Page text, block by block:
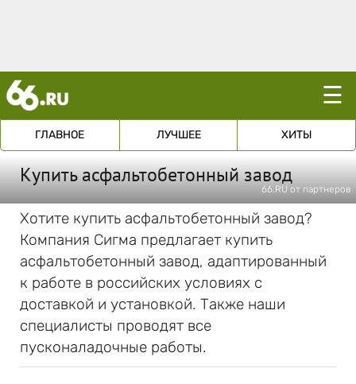
☰
ГЛАВНОЕ ЛУЧШЕЕ ХИТЫ
Купить асфальтобетонный завод
66.RU от партнеров
Хотите купить асфальтобетонный завод?
Компания Сигма предлагает купить
асфальтобетонный завод, адаптированный
к работе в российских условиях с
доставкой и установкой. Также наши
специалисты проводят все
пусконаладочные работы.